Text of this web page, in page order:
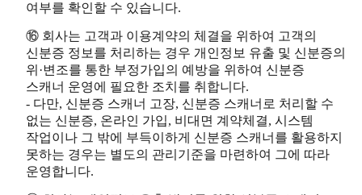
여부를 확인할 수 있습니다.
⑯ 회사는 고객과 이용계약의 체결을 위하여 고객의
신분증 정보를 처리하는 경우 개인정보 유출 및 신분증의
위·변조를 통한 부정가입의 예방을 위하여 신분증
스캐너 운영에 필요한 조치를 취합니다.
- 다만, 신분증 스캐너 고장, 신분증 스캐너로 처리할 수
없는 신분증, 온라인 가입, 비대면 계약체결, 시스템
작업이나 그 밖에 부득이하게 신분증 스캐너를 활용하지
못하는 경우는 별도의 관리기준을 마련하여 그에 따라
운영합니다.